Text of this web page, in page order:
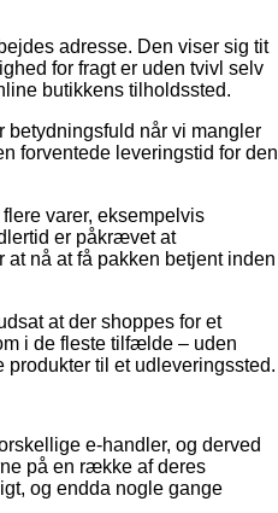
adresse. Den viser sig tit
for fragt er uden tvivl selv
butikkens tilholdssted.
betydningsfuld når vi mangler
forventede leveringstid for den
varer, eksempelvis
er påkrævet at
nå at få pakken betjent inden
at der shoppes for et
i de fleste tilfælde – uden
til et udleveringssted.
e-handler, og derved
på en række af deres
og endda nogle gange